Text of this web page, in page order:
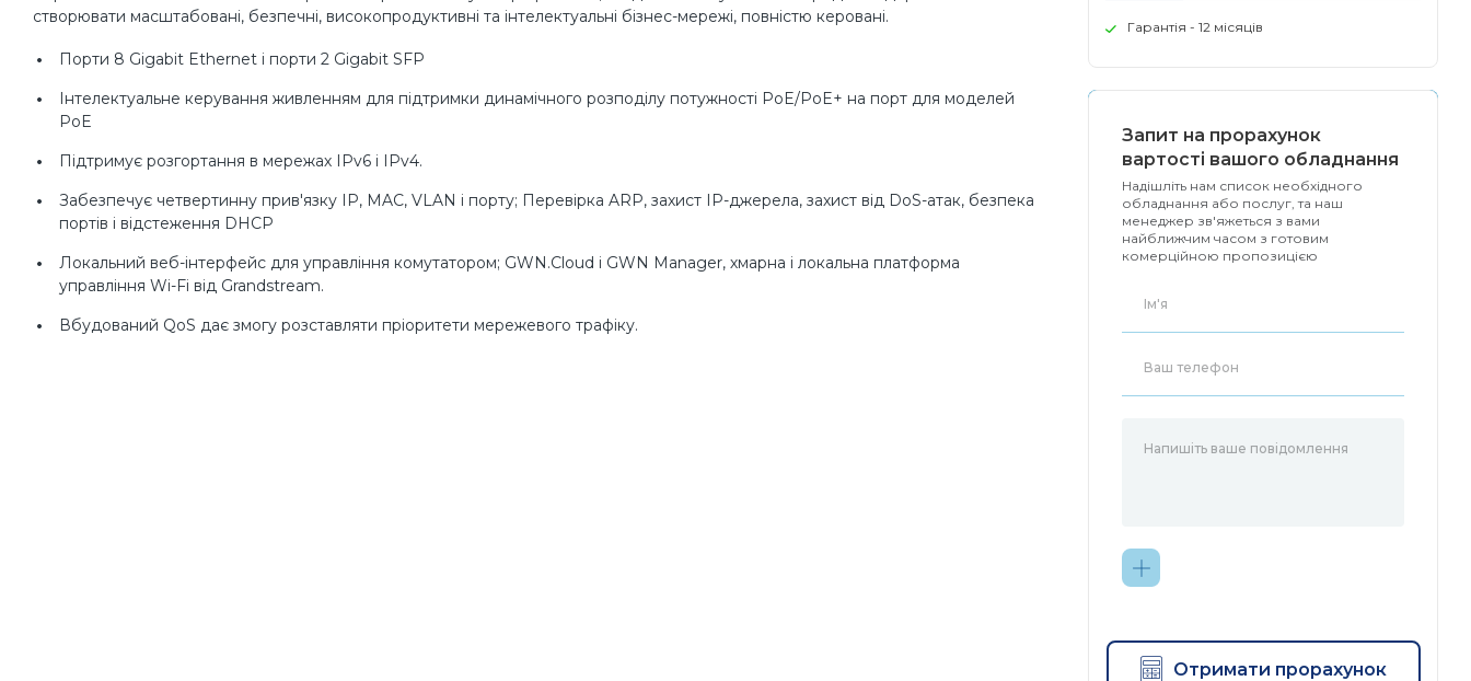
створювати масштабовані, безпечні, високопродуктивні та інтелектуальні бізнес-мережі, повністю керовані.
Порти 8 Gigabit Ethernet і порти 2 Gigabit SFP
Інтелектуальне керування живленням для підтримки динамічного розподілу потужності PoE/PoE+ на порт для моделей
PoE
Підтримує розгортання в мережах IPv6 і IPv4.
Забезпечує четвертинну прив'язку IP, MAC, VLAN і порту; Перевірка ARP, захист IP-джерела, захист від DoS-атак, безпека
портів і відстеження DHCP
Локальний веб-інтерфейс для управління комутатором; GWN.Cloud і GWN Manager, хмарна і локальна платформа
управління Wi-Fi від Grandstream.
Вбудований QoS дає змогу розставляти пріоритети мережевого трафіку.
Гарантія - 12 місяців
Запит на прорахунок
вартості вашого обладнання
Надішліть нам список необхідного
обладнання або послуг, та наш
менеджер зв'яжеться з вами
найближчим часом з готовим
комерційною пропозицією
Отримати прорахунок